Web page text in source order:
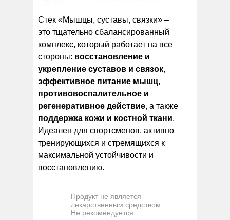
Стек «Мышцы, суставы, связки» –
это тщательно сбалансированный
комплекс, который работает на все
стороны: восстановление и
укрепление суставов и связок,
эффективное питание мышц,
противовоспалительное и
регенеративное действие, а также
поддержка кожи и костной ткани.
Идеален для спортсменов, активно
тренирующихся и стремящихся к
максимальной устойчивости и
восстановлению.
Продукт не является
лекарственным средством.
Не рекомендуется